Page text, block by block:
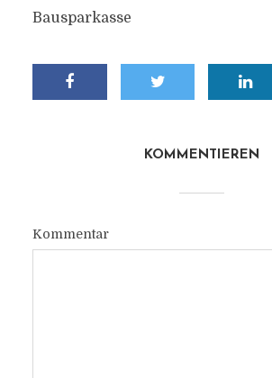
Bausparkasse
KOMMENTIEREN
Kommentar